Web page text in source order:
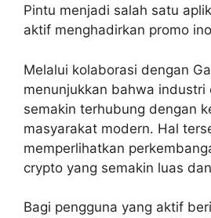
Pintu menjadi salah satu
aktif menghadirkan promo
Melalui kolaborasi dengan
menunjukkan bahwa industri
semakin terhubung dengan
masyarakat modern. Hal
memperlihatkan
crypto yang semakin luas
Bagi pengguna yang aktif